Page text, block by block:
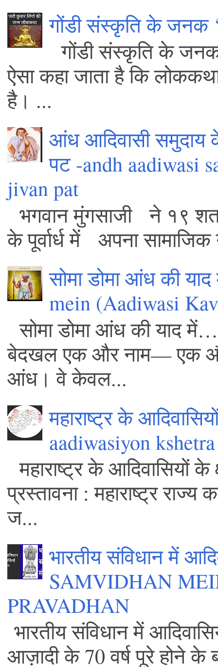
गोंडी संस्कृति के जनक
गोंडी संस्कृति के
ऐसा कहा जाता है कि
है। ...
आंध आदिवासी समुदाय
पट -andh aadiwasi
jivan pat
भगवान मुंगसाजी ने १९
के पूर्वार्ध में अपना
सोमा डोमा आंध की
mein (Aadiwasi
सोमा डोमा आंध की याद में…
बेदखल एक और नाम— एक और
आंध। वे केवल...
महाराष्ट्र के
aadiwasiyon
महाराष्ट्र के आदिवासियों
प्रस्तावना : महाराष्ट्र
ज...
भारतीय संविधान में
SAMVIDHAN
PRAVADHAN
भारतीय संविधान में
आज़ादी के 70 वर्ष पूरे होने